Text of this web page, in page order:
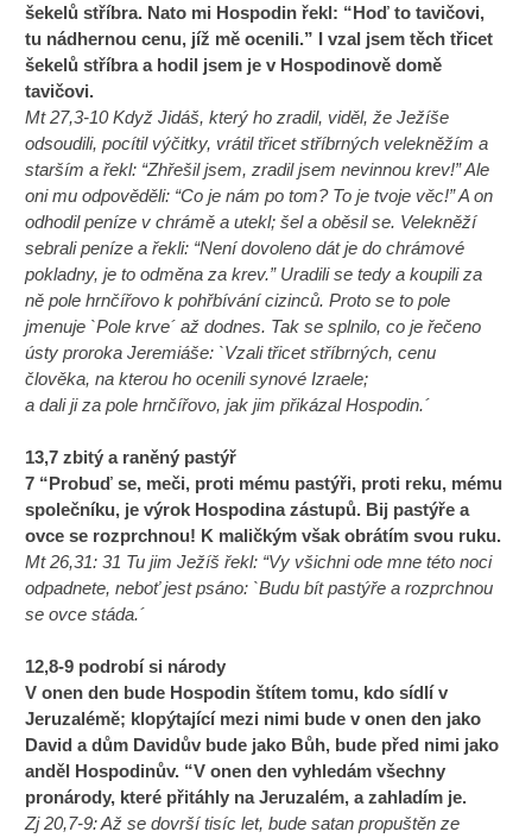
šekelů stříbra. Nato mi Hospodin řekl: “Hoď to tavičovi,
tu nádhernou cenu, jíž mě ocenili.” I vzal jsem těch třicet
šekelů stříbra a hodil jsem je v Hospodinově domě
tavičovi.
Mt 27,3-10 Když Jidáš, který ho zradil, viděl, že Ježíše
odsoudili, pocítil výčitky, vrátil třicet stříbrných velekněžím a
starším a řekl: “Zhřešil jsem, zradil jsem nevinnou krev!” Ale
oni mu odpověděli: “Co je nám po tom? To je tvoje věc!” A on
odhodil peníze v chrámě a utekl; šel a oběsil se. Velekněží
sebrali peníze a řekli: “Není dovoleno dát je do chrámové
pokladny, je to odměna za krev.” Uradili se tedy a koupili za
ně pole hrnčířovo k pohřbívání cizinců. Proto se to pole
jmenuje `Pole krve´ až dodnes. Tak se splnilo, co je řečeno
ústy proroka Jeremiáše: `Vzali třicet stříbrných, cenu
člověka, na kterou ho ocenili synové Izraele;
a dali ji za pole hrnčířovo, jak jim přikázal Hospodin.´
13,7 zbitý a raněný pastýř
7 “Probuď se, meči, proti mému pastýři, proti reku, mému
společníku, je výrok Hospodina zástupů. Bij pastýře a
ovce se rozprchnou! K maličkým však obrátím svou ruku.
Mt 26,31: 31 Tu jim Ježíš řekl: “Vy všichni ode mne této noci
odpadnete, neboť jest psáno: `Budu bít pastýře a rozprchnou
se ovce stáda.´
12,8-9 podrobí si národy
V onen den bude Hospodin štítem tomu, kdo sídlí v
Jeruzalémě; klopýtající mezi nimi bude v onen den jako
David a dům Davidův bude jako Bůh, bude před nimi jako
anděl Hospodinův. “V onen den vyhledám všechny
pronárody, které přitáhly na Jeruzalém, a zahladím je.
Zj 20,7-9: Až se dovrší tisíc let, bude satan propuštěn ze